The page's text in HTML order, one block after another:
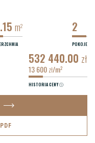
m2
POKOJE
2
HISTORIA CENY
532 440.00 zł
13 600 zł/m2